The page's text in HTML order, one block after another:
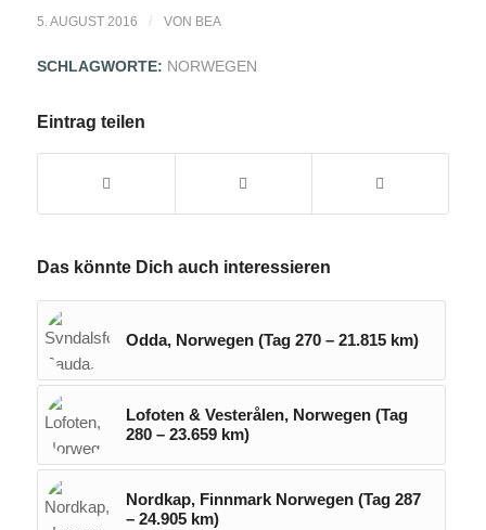
5. AUGUST 2016 / VON BEA
SCHLAGWORTE: NORWEGEN
Eintrag teilen
Das könnte Dich auch interessieren
Odda, Norwegen (Tag 270 – 21.815 km)
Lofoten & Vesterålen, Norwegen (Tag
280 – 23.659 km)
Nordkap, Finnmark Norwegen (Tag 287
– 24.905 km)